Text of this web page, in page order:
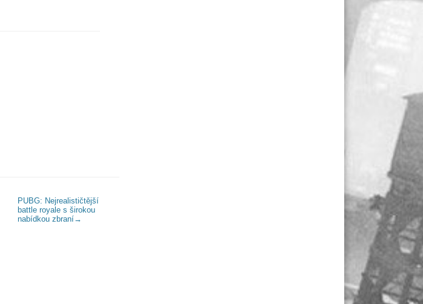
PUBG: Nejrealističtější
battle royale s širokou
nabídkou zbraní→